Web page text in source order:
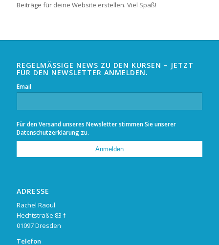
Beiträge für deine Website erstellen. Viel Spaß!
REGELMÄSSIGE NEWS ZU DEN KURSEN – JETZT F
ÜR DEN NEWSLETTER ANMELDEN.
Email
Für den Versand unseres Newsletter stimmen Sie unserer
Datenschutzerklärungzu.
ADRESSE
Rachel Raoul
Hechtstraße 83 f
01097 Dresden
Telefon